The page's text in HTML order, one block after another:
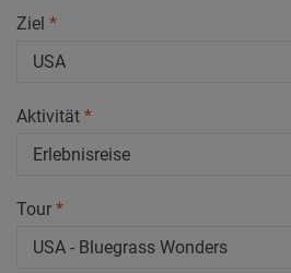
Ziel *
Aktivität *
Tour *